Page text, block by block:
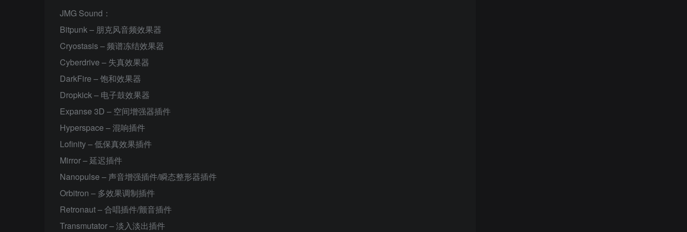
JMG Sound：
Bitpunk – 朋克风音频效果器
Cryostasis – 频谱冻结效果器
Cyber​​drive – 失真效果器
DarkFire – 饱和效果器
Dropkick – 电子鼓效果器
Expanse 3D – 空间增强器插件
Hyperspace – 混响插件
Lofinity – 低保真效果插件
Mirror – 延迟插件
Nanopulse – 声音增强插件/瞬态整形器插件
Orbitron – 多效果调制插件
Retronaut – 合唱插件/颤音插件
Transmutator – 淡入淡出插件